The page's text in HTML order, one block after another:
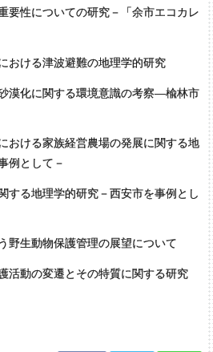
要性についての研究－「余市エコカレ
おける津波避難の地理学的研究
漠化に関する環境意識の考察―楡林市
おける家族経営農場の発展に関する地
例として－
する地理学的研究－西安市を事例とし
野生動物保護管理の展望について
活動の変遷とその特質に関する研究